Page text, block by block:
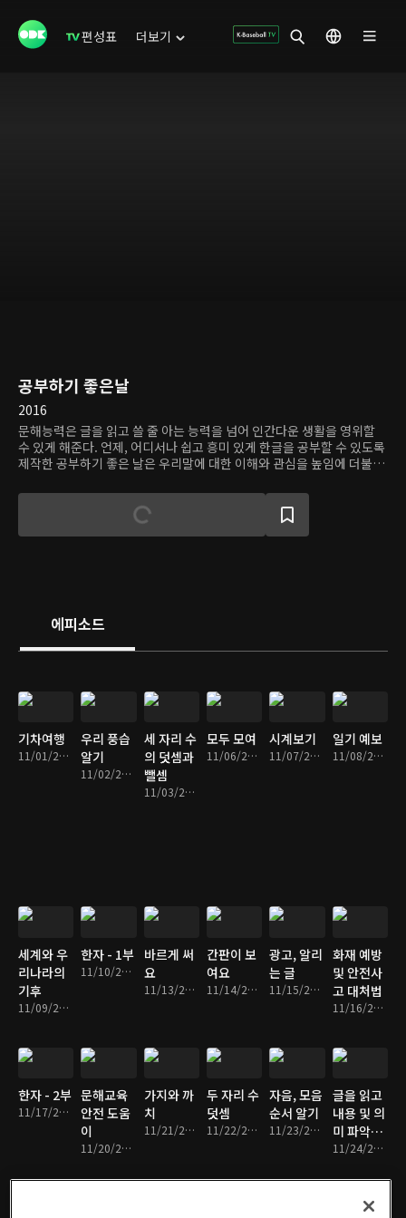
편성표 더보기
공부하기 좋은날
2016
문해능력은 글을 읽고 쓸 줄 아는 능력을 넘어 인간다운 생활을 영위할
수 있게 해준다. 언제, 어디서나 쉽고 흥미 있게 한글을 공부할 수 있도록
제작한 공부하기 좋은 날은 우리말에 대한 이해와 관심을 높임에 더불어
에피소드
기차여행
11/01/2017 • 30분
우리 풍습
알기
11/02/2017 • 30분
세 자리 수
의 덧셈과
뺄셈
11/03/2017 • 30분
모두 모여
11/06/2017 • 30분
시계보기
11/07/2017 • 30분
일기 예보
11/08/2017 • 29분
세계와 우
리나라의
기후
11/09/2017 • 29분
한자 - 1부
11/10/2017 • 30분
바르게 써
요
11/13/2017 • 30분
간판이 보
여요
11/14/2017 • 30분
광고, 알리
는 글
11/15/2017 • 30분
화재 예방
및 안전사
고 대처법
11/16/2017 • 29분
한자 - 2부
11/17/2017 • 30분
문해교육
안전 도움
이
11/20/2017 • 29분
가지와 까
치
11/21/2017 • 30분
두 자리 수
덧셈
11/22/2017 • 30분
자음, 모음
순서 알기
11/23/2017 • 29분
글을 읽고
내용 및 의
미 파악하
기
11/24/2017 • 30분